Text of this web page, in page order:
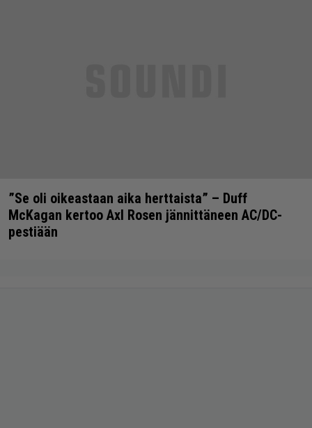
”Se oli oikeastaan aika herttaista” – Duff
McKagan kertoo Axl Rosen jännittäneen AC/DC-
pestiään